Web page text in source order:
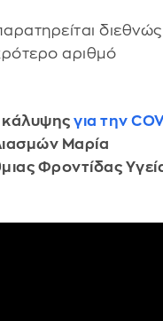
διεθνώς
αριθμό
κάλυψηςγια την
Μαρία
Φροντίδας